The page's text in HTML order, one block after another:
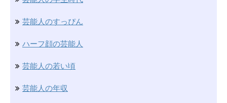
芸能人のすっぴん
ハーフ顔の芸能人
芸能人の若い頃
芸能人の年収